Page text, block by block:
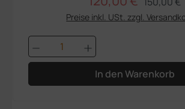
Preise inkl. USt. zzgl.
Produkt Anzahl: Gib den
In den Warenkorb